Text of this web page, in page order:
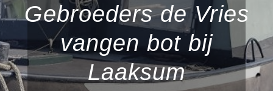
Gebroeders de Vries
vangen bot bij
Laaksum